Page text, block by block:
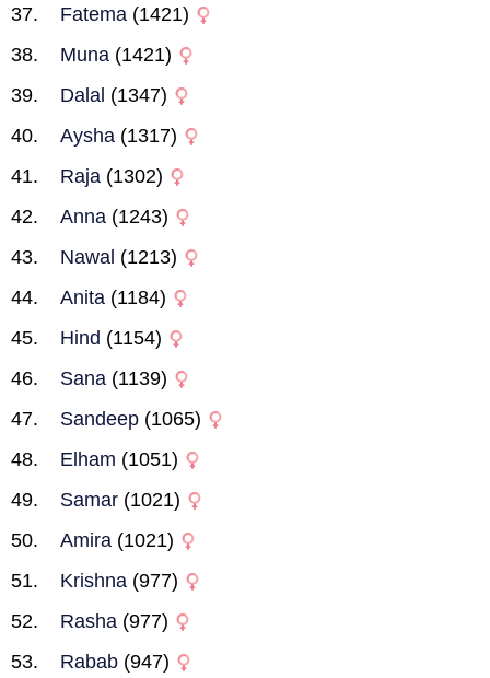
Fatema (1421)
Muna (1421)
Dalal (1347)
Aysha (1317)
Raja (1302)
Anna (1243)
Nawal (1213)
Anita (1184)
Hind (1154)
Sana (1139)
Sandeep (1065)
Elham (1051)
Samar (1021)
Amira (1021)
Krishna (977)
Rasha (977)
Rabab (947)